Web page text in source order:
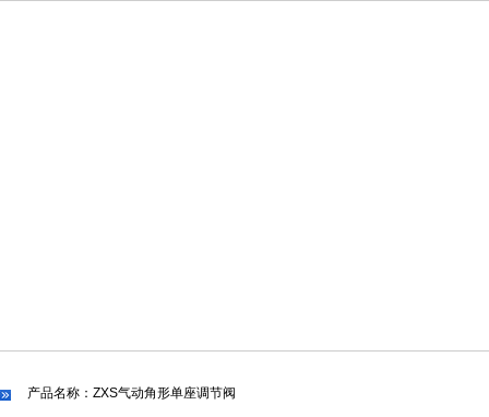
产品名称：ZXS气动角形单座调节阀